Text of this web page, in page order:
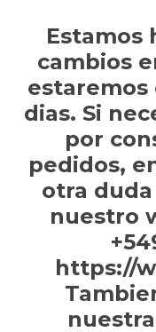
Estamos
cambios
dias. Si
por
pedidos,
otra
nuestro
https://